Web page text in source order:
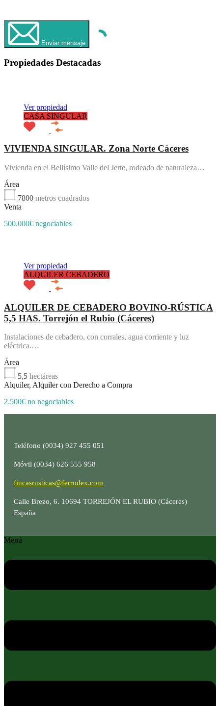
Enviar mensaje
Propiedades Destacadas
Ver propiedad
CASA SINGULAR
VIVIENDA SINGULAR. Zona Norte Cáceres
Vivienda en el Bellísimo Valle del Jerte, rodeado de naturaleza…
Área
7800 metros cuadrados
Venta
500.000€ negociables
Ver propiedad
ALQUILER CEBADERO
ALQUILER DE CEBADERO BOVINO-RÚSTICA
5,5 HAS. Torrejón el Rubio (Cáceres)
Instalaciones de cebadero, con corrales, agua corriente y luz
eléctrica.…
Área
5,5 hectáreas
Alquiler, Alquiler con Derecho a Compra
2.500€ no negociables
Teléfono (0034) 927 455 051
Móvil (0034) 626 555 958
fincasrusticas@ferrodex.com
Calle Brezo, 6. 10694 TORREJÓN EL RUBIO (Cáceres)
España
Menú